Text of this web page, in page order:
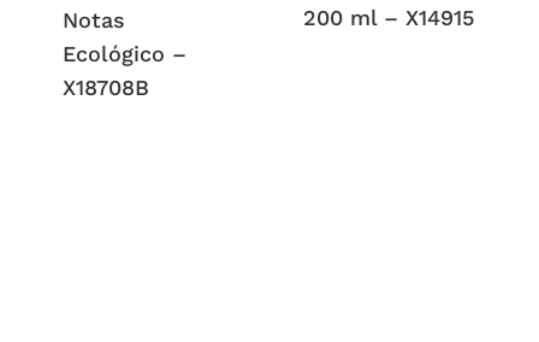
Notas
Ecológico –
X18708B
200 ml – X14915